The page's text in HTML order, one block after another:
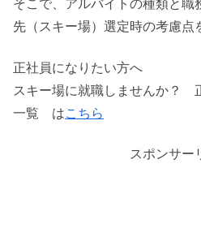
そこで、アルバイトの種類と職
先（スキー場）選定時の考慮点
正社員になりたい方へ
スキー場に就職しませんか？
一覧 はこちら
スポンサー